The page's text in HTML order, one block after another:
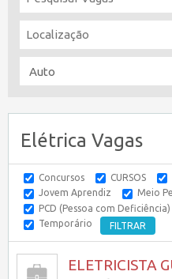
Elétrica Vagas
Concursos CURSOS
Jovem Aprendiz
Meio
PCD (Pessoa com Deficiência)
Temporário
ELETRICISTA